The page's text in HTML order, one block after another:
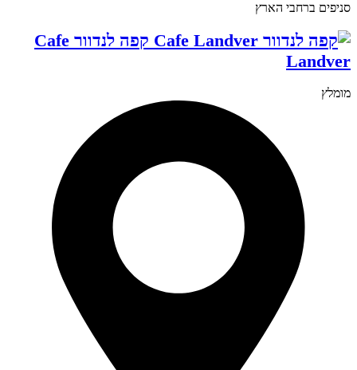
סניפים ברחבי הארץ
קפה לנדוור Cafe
Landver
מומלץ